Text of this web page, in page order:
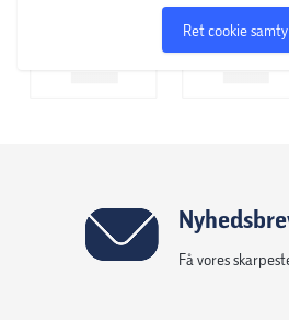
Ret cookie
Få vores